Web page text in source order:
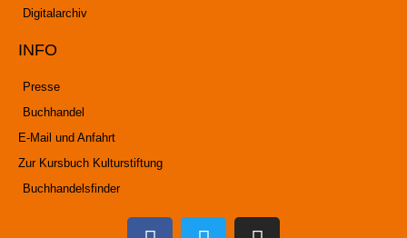
Digitalarchiv
INFO
Presse
Buchhandel
E-Mail und Anfahrt
Zur Kursbuch Kulturstiftung
Buchhandelsfinder